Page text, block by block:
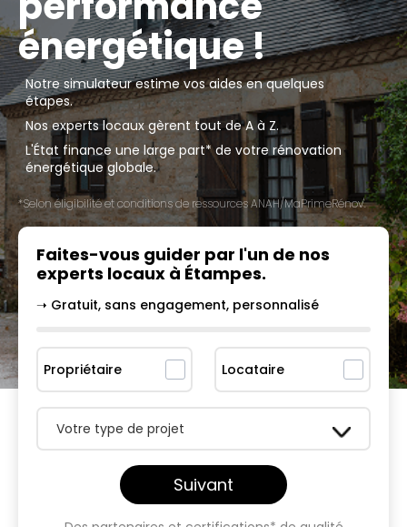
énergétique !
Notre simulateur estime vos aides en quelques
étapes.
Nos experts locaux gèrent tout de A à Z.
L'État finance une large part* de votre rénovation
énergétique globale.
*Selon éligibilité et conditions de ressources ANAH/MaPrimeRénov'.
Faites-vous guider par l'un de nos
experts locaux à Étampes.
➝ Gratuit, sans engagement, personnalisé
Propriétaire Locataire
Votre type de projet
Suivant